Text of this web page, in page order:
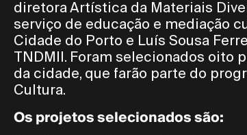
diretora Artística da Materiais
serviço de educação e mediação
Cidade do Porto e Luís Sousa
TNDMII. Foram selecionados
da cidade, que farão parte do
Cultura.
Os projetos selecionados são: